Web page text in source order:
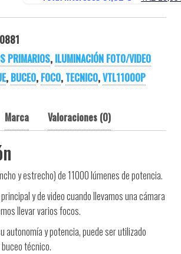
PRIMARIOS, ILUMINACIÓN FOTO/VIDEO
, BUCEO, FOCO, TECNICO,VTL11000P
Marca Valoraciones (0)
y estrecho) de 11000 lúmenes de potencia.
y de video cuando llevamos una cámara
llevar varios focos.
autonomía y potencia, puede ser utilizado
técnico.